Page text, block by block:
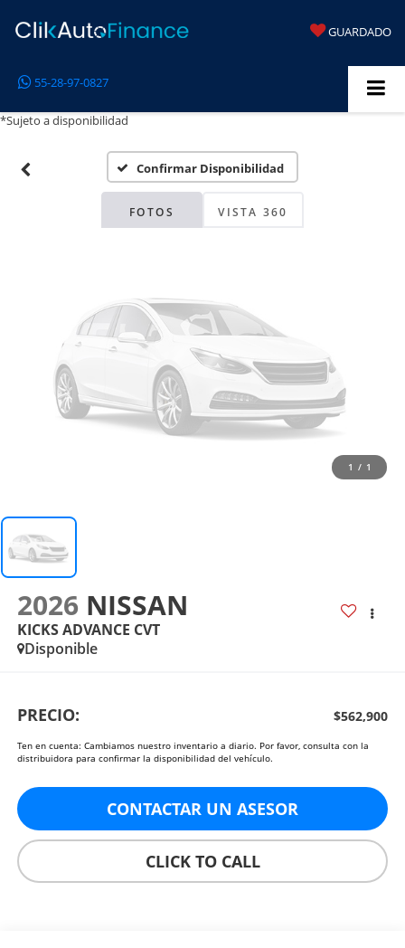
GUARDADO
55-28-97-0827
*Sujeto a disponibilidad
Confirmar Disponibilidad
FOTOS VISTA 360
Disponibles
Por favor, revise luego
1 / 1
2026 NISSAN
KICKS ADVANCE CVT
Disponible
PRECIO: $562,900
Ten en cuenta: Cambiamos nuestro inventario a diario. Por favor, consulta con la
distribuidora para confirmar la disponibilidad del vehículo.
CONTACTAR UN ASESOR
CLICK TO CALL